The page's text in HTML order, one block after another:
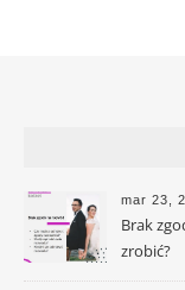
mar 23,
Brak
zrobić?